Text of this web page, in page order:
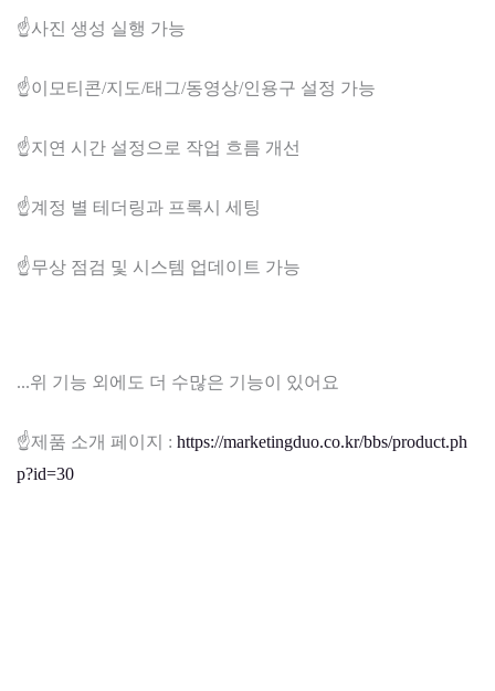
☝️사진 생성 실행 가능
☝️이모티콘/지도/태그/동영상/인용구 설정 가능
☝️지연 시간 설정으로 작업 흐름 개선
☝️계정 별 테더링과 프록시 세팅
☝️무상 점검 및 시스템 업데이트 가능
...위 기능 외에도 더 수많은 기능이 있어요
☝️제품 소개 페이지 : https://marketingduo.co.kr/bbs/product.ph
p?id=30